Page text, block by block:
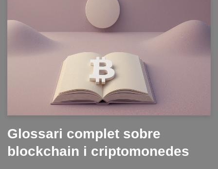
Glossari complet sobre
blockchain i criptomonedes